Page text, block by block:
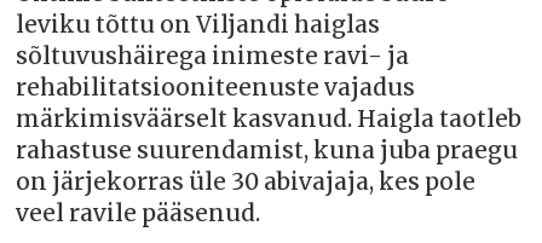
leviku tõttu on Viljandi haiglas
sõltuvushäirega inimeste ravi- ja
rehabilitatsiooniteenuste vajadus
märkimisväärselt kasvanud. Haigla taotleb
rahastuse suurendamist, kuna juba praegu
on järjekorras üle 30 abivajaja, kes pole
veel ravile pääsenud.